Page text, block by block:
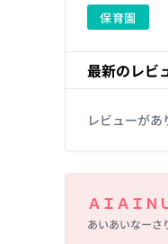
保育園
最新のレビ
レビューがあ
ＡＩＡＩＮ
あいあいなーさ